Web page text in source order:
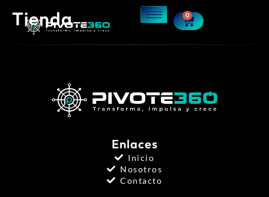
0
Tienda
Enlaces
Inicio
Nosotros
Contacto